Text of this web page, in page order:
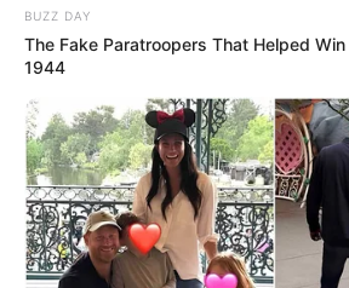
BUZZ DAY
The Fake Paratroopers That Helped
1944